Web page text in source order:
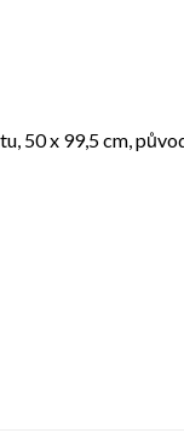
50 x 99,5 cm,